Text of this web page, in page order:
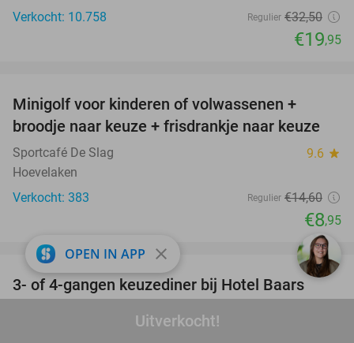
Uitverkocht!
Verkocht: 10.758
Regulier €32,50
€19,95
Minigolf voor kinderen of volwassenen +
broodje naar keuze + frisdrankje naar keuze
Sportcafé De Slag 9.6 star
Hoevelaken
Verkocht: 383
Regulier €14,60
€8,95
favorite_border
3- of 4-gangen keuzediner bij Hotel Baars
OPEN IN APP close